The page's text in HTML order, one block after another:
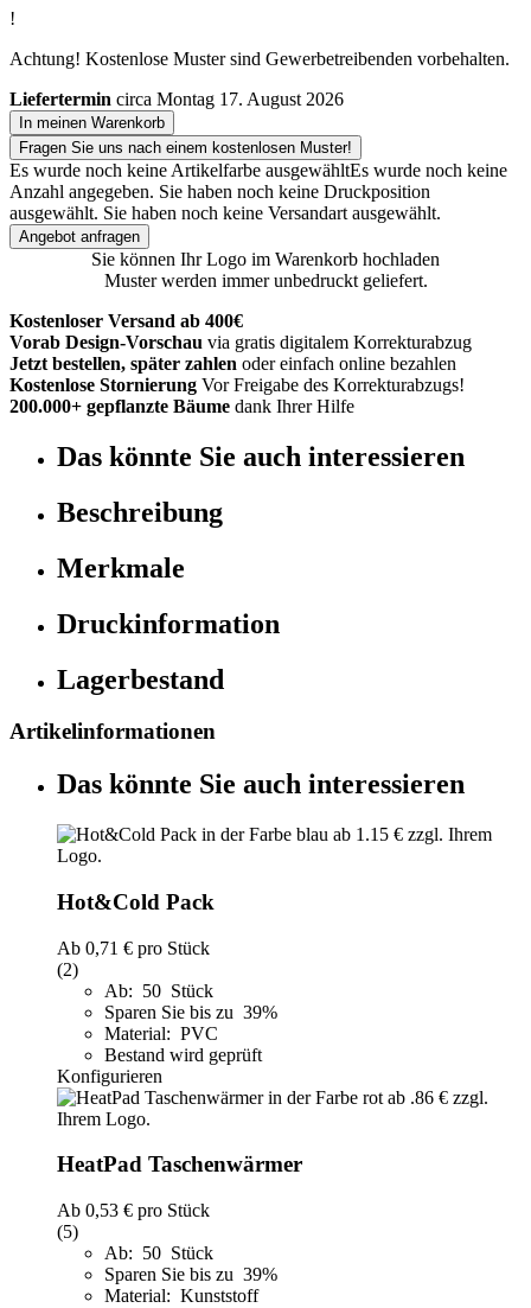
!
Achtung! Kostenlose Muster sind Gewerbetreibenden vorbehalten.
Liefertermin circa Montag 17. August 2026
In meinen Warenkorb
Fragen Sie uns nach einem kostenlosen Muster!
Es wurde noch keine Artikelfarbe ausgewähltEs wurde noch keine
Anzahl angegeben. Sie haben noch keine Druckposition
ausgewählt. Sie haben noch keine Versandart ausgewählt.
Angebot anfragen
Sie können Ihr Logo im Warenkorb hochladen
Muster werden immer unbedruckt geliefert.
Kostenloser Versand ab 400€
Vorab Design-Vorschau via gratis digitalem Korrekturabzug
Jetzt bestellen, später zahlen oder einfach online bezahlen
Kostenlose Stornierung Vor Freigabe des Korrekturabzugs!
200.000+ gepflanzte Bäume dank Ihrer Hilfe
Das könnte Sie auch interessieren
Beschreibung
Merkmale
Druckinformation
Lagerbestand
Artikelinformationen
Das könnte Sie auch interessieren
Hot&Cold Pack
Ab 0,71 € pro Stück
(2)
Ab: 50 Stück
Sparen Sie bis zu 39%
Material: PVC
Bestand wird geprüft
Konfigurieren
HeatPad Taschenwärmer
Ab 0,53 € pro Stück
(5)
Ab: 50 Stück
Sparen Sie bis zu 39%
Material: Kunststoff